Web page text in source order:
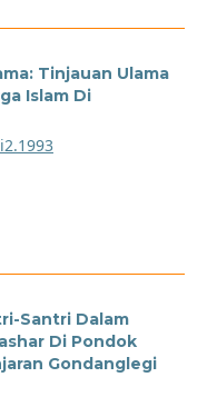
Tinjauan Ulama
Islam Di
Santri Dalam
Di Pondok
Gondanglegi